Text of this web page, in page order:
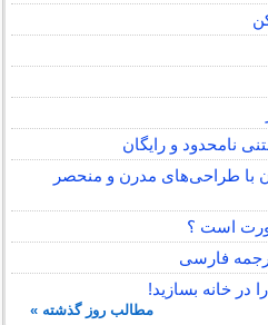
با طراحی‌های مدرن و منحصر
است ؟
فارسی
در خانه بسازید!
مطالب روز گذشته »